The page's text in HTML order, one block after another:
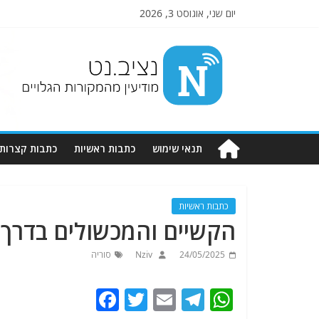
יום שני, אוגוסט 3, 2026
Nziv.net
מודיעין
מהמקורות
תנאי שימוש כתבות ראשיות כתבות קצרות
כתבות ראשיות
הקשיים והמכשולים
24/05/2025
Nziv סוריה
W
T
E
T